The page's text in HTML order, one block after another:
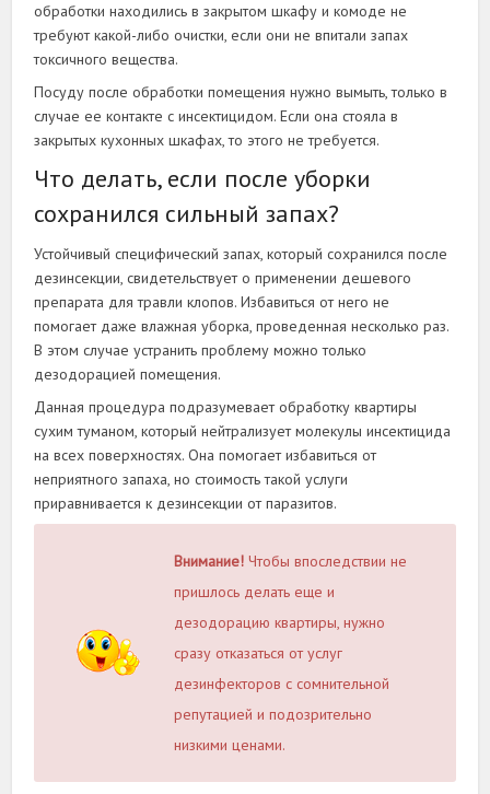
обработки находились в закрытом шкафу и комоде не
требуют какой-либо очистки, если они не впитали запах
токсичного вещества.
Посуду после обработки помещения нужно вымыть, только в
случае ее контакте с инсектицидом. Если она стояла в
закрытых кухонных шкафах, то этого не требуется.
Что делать, если после уборки
сохранился сильный запах?
Устойчивый специфический запах, который сохранился после
дезинсекции, свидетельствует о применении дешевого
препарата для травли клопов. Избавиться от него не
помогает даже влажная уборка, проведенная несколько раз.
В этом случае устранить проблему можно только
дезодорацией помещения.
Данная процедура подразумевает обработку квартиры
сухим туманом, который нейтрализует молекулы инсектицида
на всех поверхностях. Она помогает избавиться от
неприятного запаха, но стоимость такой услуги
приравнивается к дезинсекции от паразитов.
Внимание! Чтобы впоследствии не
пришлось делать еще и
дезодорацию квартиры, нужно
сразу отказаться от услуг
дезинфекторов с сомнительной
репутацией и подозрительно
низкими ценами.